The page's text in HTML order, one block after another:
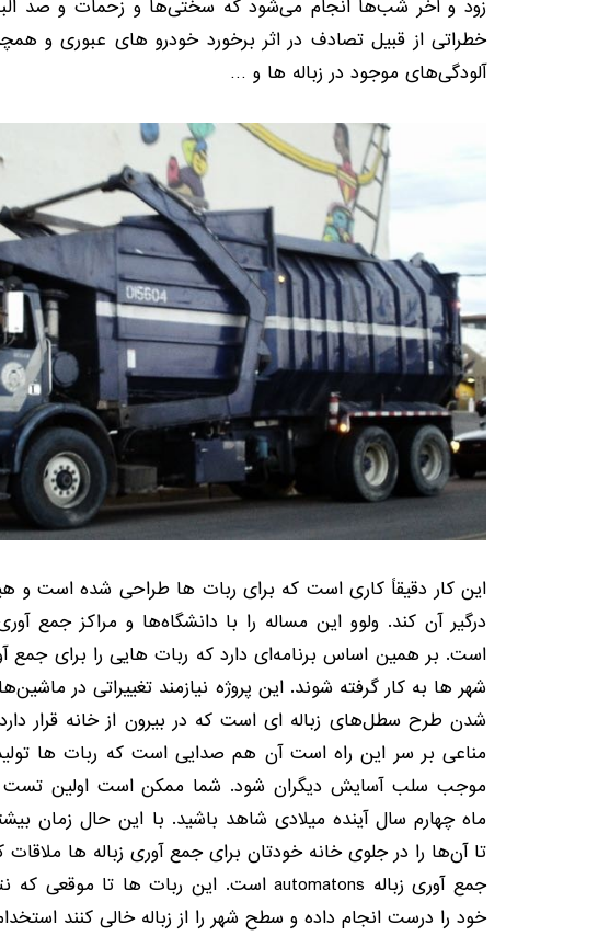
زود و آخر شب‌ها انجام می‌شود که سختی‌ها و زحمات و صد
خطراتی از قبیل تصادف در اثر برخورد خودرو های عبوری و
آلودگی‌های موجود در زباله ها و …
این کار دقیقاً کاری است که برای ربات ها طراحی شده است و
درگیر آن کند. ولوو این مساله را با دانشگاه‌ها و مراکز جمع
است. بر همین اساس برنامه‌ای دارد که ربات هایی را برای جمع
شهر ها به کار گرفته شوند.این پروژه نیازمند تغییراتی در
شدن طرح سطل‌های زباله ای است که در بیرون از خانه قرار دارد
مناعی بر سر این راه است آن هم صدایی است که ربات ها
موجب سلب آسایش دیگران شود. شما ممکن است اولین تست
ماه چهارم سال آینده میلادی شاهد باشید. با این حال زمان
تا آن‌ها را در جلوی خانه خودتان برای جمع آوری زباله ها ملاقات
جمع آوری زباله automatons است. این ربات ها تا موقعی که
خود را درست انجام داده و سطح شهر را از زباله خالی کنند